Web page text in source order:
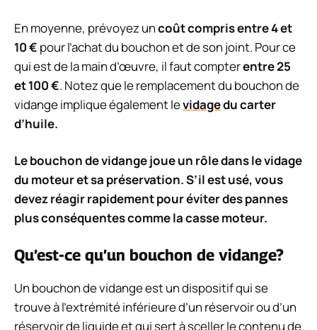
En moyenne, prévoyez uncoût compris entre 4 et
10 € pour l’achat du bouchon et de son joint. Pour ce
qui est de la main d’œuvre, il faut compterentre 25
et 100 €. Notez que le remplacement du bouchon de
vidange implique également levidagedu carter
d’huile.
Le bouchon de vidange joue un rôle dans le vidage
du moteur et sa préservation. S’il est usé, vous
devez réagir rapidement pour éviter des pannes
plus conséquentes comme la casse moteur.
Qu’est-ce qu’un bouchon de vidange?
Un bouchon de vidange est un dispositif qui se
trouve à l’extrémité inférieure d’un réservoir ou d’un
réservoir de liquide et qui sert à sceller le contenu de